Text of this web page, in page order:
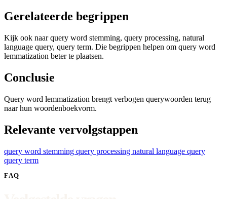
Gerelateerde begrippen
Kijk ook naar query word stemming, query processing, natural
language query, query term. Die begrippen helpen om query word
lemmatization beter te plaatsen.
Conclusie
Query word lemmatization brengt verbogen querywoorden terug
naar hun woordenboekvorm.
Relevante vervolgstappen
query word stemming query processing natural language query
query term
FAQ